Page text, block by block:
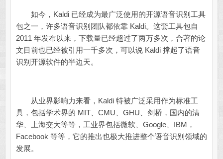
如今，Kaldi 已经成为最广泛使用的开源语音识别工具
包之一，许多语音识别团队都依靠 Kaldi。这套工具包自
2011 年发布以来，下载量已经超过了两万多次，合著的论
文目前也已经被引用一千多次，可以说 Kaldi 撑起了语音
识别开源软件的半边天。
从业界影响力来看，Kaldi 特被广泛采用作为标准工
具，包括学术界的 MIT、CMU、GHU、剑桥，国内的清
华、上海交大等等，工业界包括微软、Google、IBM，
Facebook 等等，它的推出也极大推进整个语音识别领域的
发展。